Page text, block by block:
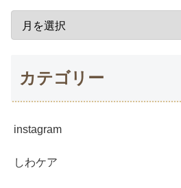
カテゴリー
instagram
しわケア